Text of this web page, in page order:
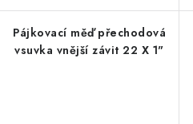
Pájkovací měď přechodová
vsuvka vnější závit 22 X 1"